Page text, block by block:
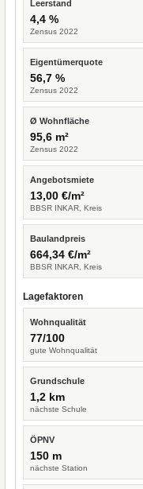
Leerstand
4,4 %
Zensus 2022
Eigentümerquote
56,7 %
Zensus 2022
Ø Wohnfläche
95,6 m²
Zensus 2022
Angebotsmiete
13,00 €/m²
BBSR INKAR, Kreis
Baulandpreis
664,34 €/m²
BBSR INKAR, Kreis
Lagefaktoren
Wohnqualität
77/100
gute Wohnqualität
Grundschule
1,2 km
nächste Schule
ÖPNV
150 m
nächste Station